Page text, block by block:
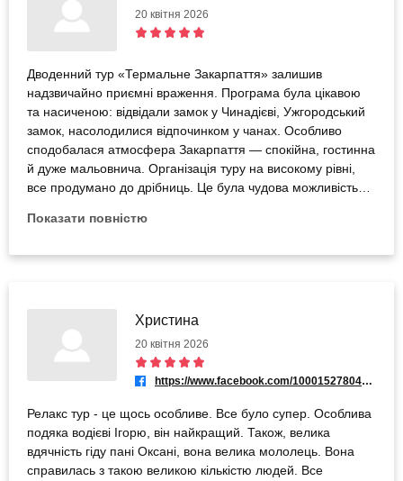
20 квітня 2026
Дводенний тур «Термальне Закарпаття» залишив
надзвичайно приємні враження. Програма була цікавою
та насиченою: відвідали замок у Чинадієві, Ужгородський
замок, насолодилися відпочинком у чанах. Особливо
сподобалася атмосфера Закарпаття — спокійна, гостинна
й дуже мальовнича. Організація туру на високому рівні,
все продумано до дрібниць. Це була чудова можливість
Оксані велика подяка. Рекомендую даний тур!
Показати повністю
Христина
20 квітня 2026
https://www.facebook.com/100015278049480
Релакс тур - це щось особливе. Все було супер. Особлива
подяка водієві Ігорю, він найкращий. Також, велика
вдячність гіду пані Оксані, вона велика мололець. Вона
справилась з такою великою кількістю людей. Все